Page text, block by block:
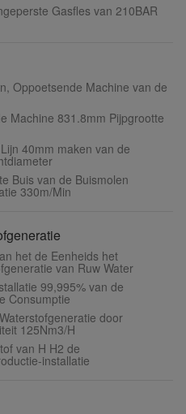
Gasfles van 210BAR
Oppoetsende Machine van de
Machine 831.8mm Pijpgrootte
40mm maken van de
Buis van de Buismolen
330m/Min
het de Eenheids het
van Ruw Water
99,995% van de
Consumptie
door
125Nm3/H
van H H2 de
installatie